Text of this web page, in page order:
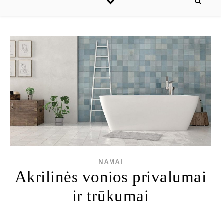
NAMAI
Akrilinės vonios privalumai
ir trūkumai